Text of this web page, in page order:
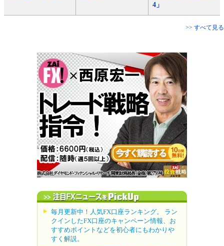
4」
>> すべて見る
毎月更新中！人気FX口座ランキング。 ラン
クインしたFX口座のキャンペーン情報、お
すすめポイントなどを初心者にもわかりや
すく解説。